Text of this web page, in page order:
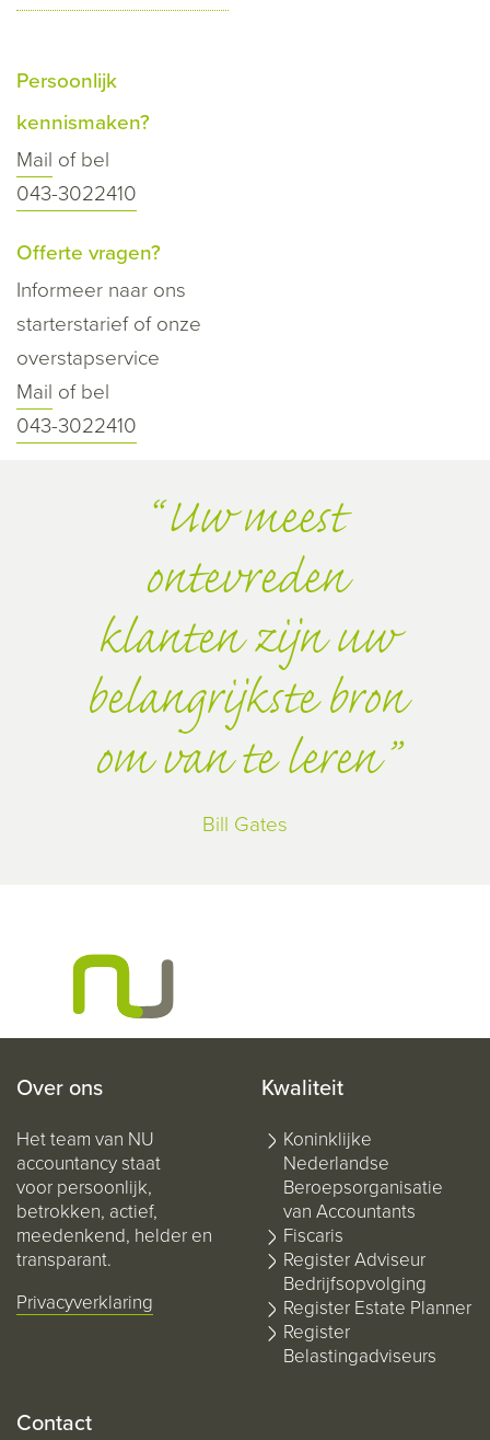
Persoonlijk
kennismaken?
Mail of bel
043-3022410
Offerte vragen?
Informeer naar ons
starterstarief of onze
overstapservice
Mail of bel
043-3022410
Uw meest
ontevreden
klanten zijn uw
belangrijkste bron
om van te leren
Bill Gates
Over ons
Het team van NU
accountancy staat
voor persoonlijk,
betrokken, actief,
meedenkend, helder en
transparant.
Privacyverklaring
Kwaliteit
Koninklijke
Nederlandse
Beroepsorganisatie
van Accountants
Fiscaris
Register Adviseur
Bedrijfsopvolging
Register Estate Planner
Register
Belastingadviseurs
Contact